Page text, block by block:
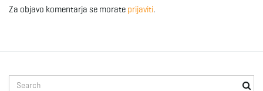
Za objavo komentarja se morate prijaviti.